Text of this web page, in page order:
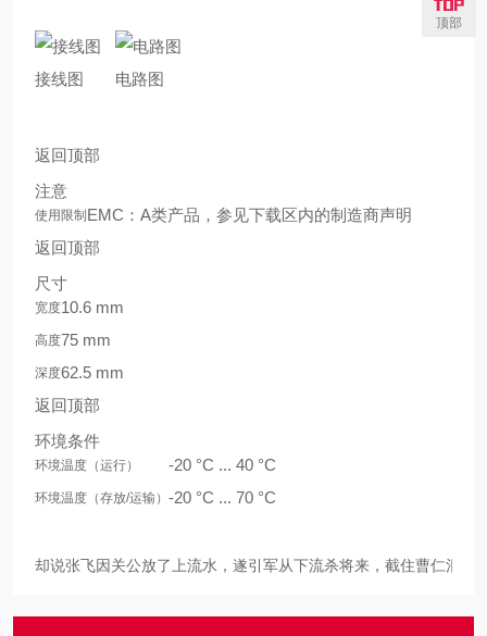
接线图 电路图
返回顶部
注意
使用限制 EMC：A类产品，参见下载区内的制造商声明
返回顶部
尺寸
宽度10.6 mm
高度75 mm
深度62.5 mm
返回顶部
环境条件
环境温度（运行） -20 °C ... 40 °C
环境温度（存放/运输） -20 °C ... 70 °C
却说张飞因关公放了上流水，遂引军从下流杀将来，截住曹仁混杀
顶部